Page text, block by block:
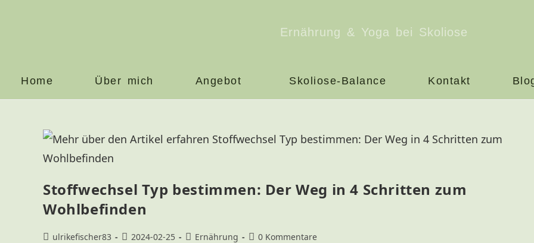
Ernährung & Yoga bei Skoliose
Home Über mich Angebot Skoliose-Balance Kontakt
Stoffwechsel Typ bestimmen: Der Weg in 4 Schritten zum
Wohlbefinden
ulrikefischer83 2024-02-25 Ernährung 0 Kommentare